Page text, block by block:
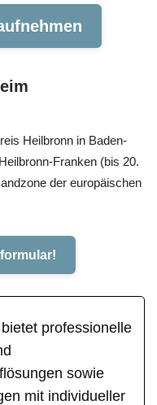
Heilbronn in Baden-
Franken (bis 20.
der europäischen
professionelle
sowie
mit individueller